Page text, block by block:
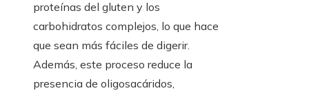
proteínas del gluten y los
carbohidratos complejos, lo que hace
que sean más fáciles de digerir.
Además, este proceso reduce la
presencia de oligosacáridos,